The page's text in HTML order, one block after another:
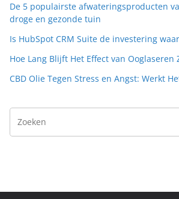
De 5 populairste afwateringsproducten
droge en gezonde tuin
Is HubSpot CRM Suite de investering
Hoe Lang Blijft Het Effect van Ooglaseren
CBD Olie Tegen Stress en Angst: Werkt